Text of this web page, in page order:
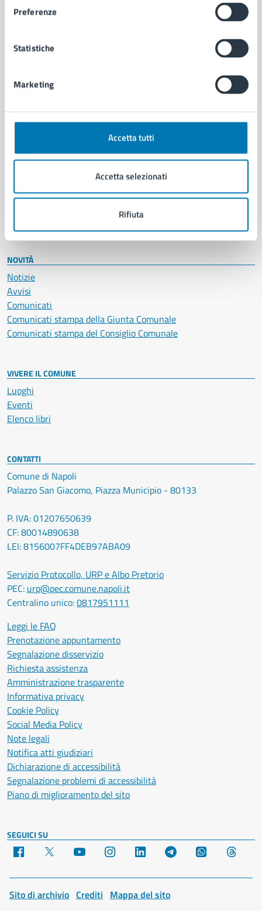
Preferenze
Statistiche
Marketing
Accetta tutti
Accetta selezionati
Rifiuta
Documenti e dati
Ambiente
Anagrafe e stato civile
Cultura e tempo libero
Educazione e formazione
Giustizia e sicurezza pubblica
Salute, benessere e assistenza
NOVITÀ
Notizie
Avvisi
Comunicati
Comunicati stampa della Giunta Comunale
Comunicati stampa del Consiglio Comunale
VIVERE IL COMUNE
Luoghi
Eventi
Elenco libri
CONTATTI
Comune di Napoli
Palazzo San Giacomo, Piazza Municipio - 80133
P. IVA: 01207650639
CF: 80014890638
LEI: 8156007FF4DEB97ABA09
Servizio Protocollo, URP e Albo Pretorio
PEC: urp@pec.comune.napoli.it
Centralino unico:0817951111
Leggi le FAQ
Prenotazione appuntamento
Segnalazione disservizio
Richiesta assistenza
Amministrazione trasparente
Informativa privacy
Cookie Policy
Social Media Policy
Note legali
Notifica atti giudiziari
Dichiarazione di accessibilità
Segnalazione problemi di accessibilità
Piano di miglioramento del sito
SEGUICI SU
Facebook YouTube Instagram LinkedIn Telegram WhatsApp
Sito di archivio Crediti Mappa del sito